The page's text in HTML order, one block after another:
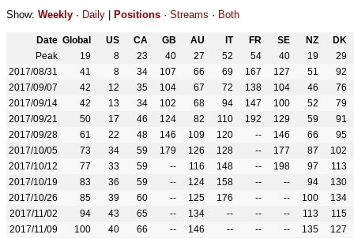
Show: Weekly · Daily Positions · Streams · Both
Date Global US CA GB AU IT FR SE NZ
DK
Peak
19 8 23 40 27 52 54 40 19
29
2017/08/31
41 8 34 107 66 69 167 127 51
92
2017/09/07
42 12 35 104 67 72 138 104 46
76
2017/09/14
42 13 34 102 68 94 147 100 52
79
2017/09/21
50 17 46 124 82 110 192 129 59
91
2017/09/28
61 22 48 146 109 120 -- 146 66
95
2017/10/05
73 34 59 179 126 128 -- 177 87
102
2017/10/12
77 33 59 -- 116 148 -- 198 97
113
2017/10/19
83 36 59 -- 124 158 -- -- 94
130
2017/10/26
85 39 60 -- 125 176 -- -- 100
134
2017/11/02
94 43 65 -- 134 -- -- -- 113
115
2017/11/09
100 40 66 -- 146 -- -- -- 135
127